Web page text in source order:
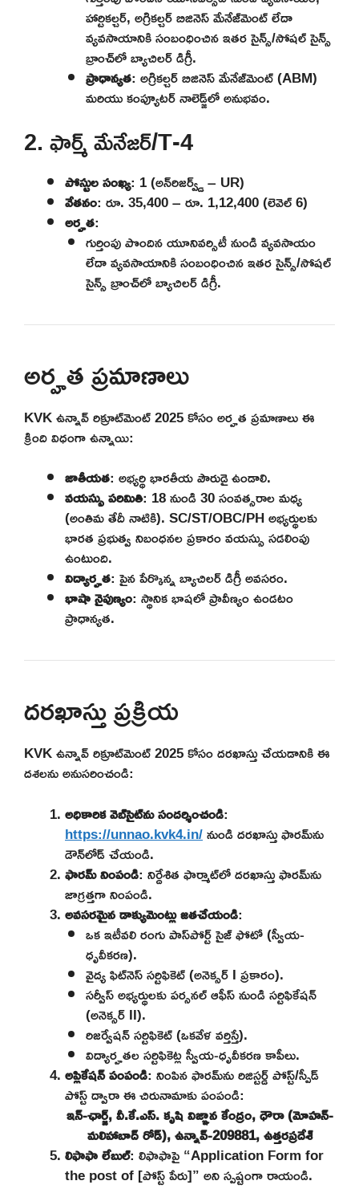
హార్టికల్చర్, అగ్రికల్చర్ బిజినెస్ మేనేజ్‌మెంట్ లేదా
వ్యవసాయానికి సంబంధించిన ఇతర సైన్స్/సోషల్ సైన్స్
బ్రాంచ్‌లో బ్యాచిలర్ డిగ్రీ.
ప్రాధాన్యత: అగ్రికల్చర్ బిజినెస్ మేనేజ్‌మెంట్ (ABM)
మరియు కంప్యూటర్ నాలెడ్జ్‌లో అనుభవం.
2. ఫార్మ్ మేనేజర్/T-4
పోస్టుల సంఖ్య: 1 (అన్‌రిజర్వ్డ్ – UR)
వేతనం: రూ. 35,400 – రూ. 1,12,400 (లెవెల్ 6)
అర్హత:
గుర్తింపు పొందిన యూనివర్సిటీ నుండి వ్యవసాయం
లేదా వ్యవసాయానికి సంబంధించిన ఇతర సైన్స్/సోషల్
సైన్స్ బ్రాంచ్‌లో బ్యాచిలర్ డిగ్రీ.
అర్హత ప్రమాణాలు
KVK ఉన్నావ్ రిక్రూట్‌మెంట్ 2025 కోసం అర్హత ప్రమాణాలు ఈ
క్రింది విధంగా ఉన్నాయి:
జాతీయత: అభ్యర్థి భారతీయ పౌరుడై ఉండాలి.
వయస్సు పరిమితి: 18 నుండి 30 సంవత్సరాల మధ్య
(అంతిమ తేదీ నాటికి). SC/ST/OBC/PH అభ్యర్థులకు
భారత ప్రభుత్వ నిబంధనల ప్రకారం వయస్సు సడలింపు
ఉంటుంది.
విద్యార్హత: పైన పేర్కొన్న బ్యాచిలర్ డిగ్రీ అవసరం.
భాషా నైపుణ్యం: స్థానిక భాషలో ప్రావీణ్యం ఉండటం
ప్రాధాన్యత.
దరఖాస్తు ప్రక్రియ
KVK ఉన్నావ్ రిక్రూట్‌మెంట్ 2025 కోసం దరఖాస్తు చేయడానికి ఈ
దశలను అనుసరించండి:
అధికారిక వెబ్‌సైట్‌ను సందర్శించండి:
https://unnao.kvk4.in/నుండి దరఖాస్తు ఫారమ్‌ను
డౌన్‌లోడ్ చేయండి.
ఫారమ్ నింపండి: నిర్దేశిత ఫార్మాట్‌లో దరఖాస్తు ఫారమ్‌ను
జాగ్రత్తగా నింపండి.
అవసరమైన డాక్యుమెంట్లు జతచేయండి:
ఒక ఇటీవలి రంగు పాస్‌పోర్ట్ సైజ్ ఫోటో (స్వీయ-
ధృవీకరణ).
వైద్య ఫిట్‌నెస్ సర్టిఫికెట్ (అనెక్సర్ I ప్రకారం).
సర్వీస్ అభ్యర్థులకు పర్సనల్ ఆఫీస్ నుండి సర్టిఫికేషన్
(అనెక్సర్ II).
రిజర్వేషన్ సర్టిఫికెట్ (ఒకవేళ వర్తిస్తే).
విద్యార్హతల సర్టిఫికెట్ల స్వీయ-ధృవీకరణ కాపీలు.
అప్లికేషన్ పంపండి: నింపిన ఫారమ్‌ను రిజిస్టర్డ్ పోస్ట్/స్పీడ్
పోస్ట్ ద్వారా ఈ చిరునామాకు పంపండి:
ఇన్-ఛార్జ్, వీ.కే.ఎస్. కృషి విజ్ఞాన కేంద్రం, ధౌరా (మోహన్-
మలిహాబాద్ రోడ్), ఉన్నావ్-209881, ఉత్తరప్రదేశ్
లిఫాఫా లేబుల్: లిఫాఫాపై “Application Form for
the post of [పోస్ట్ పేరు]” అని స్పష్టంగా రాయండి.